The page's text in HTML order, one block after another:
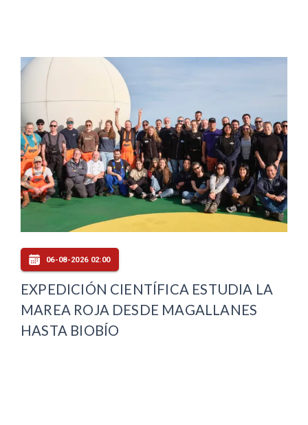
06-08-2026 02:00
EXPEDICIÓN CIENTÍFICA ESTUDIA LA
MAREA ROJA DESDE MAGALLANES
HASTA BIOBÍO